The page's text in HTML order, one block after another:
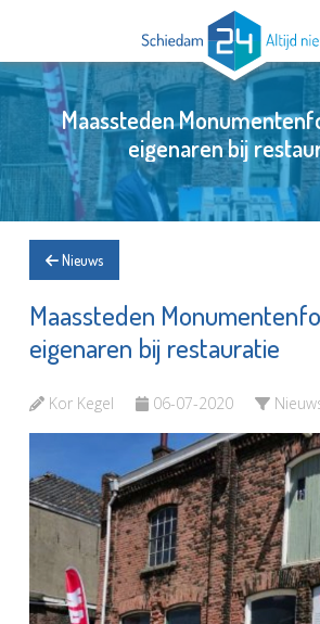
Maassteden
eigenaren bij
Nieuws
Maassteden
eigenaren bij restauratie
Kor Kegel 06-07-2020